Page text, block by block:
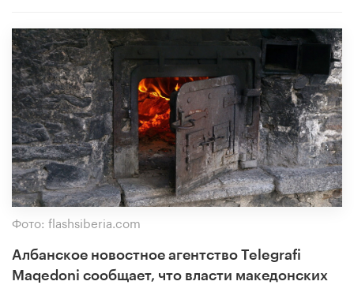
Фото: flashsiberia.com
Албанское новостное агентство Telegrafi
Maqedoni сообщает, что власти македонских